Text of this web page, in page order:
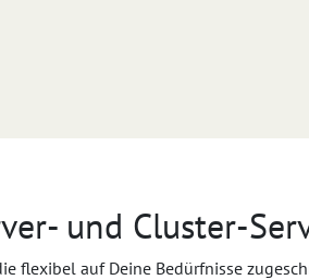
und Cluster-
flexibel auf Deine Bedürfnisse